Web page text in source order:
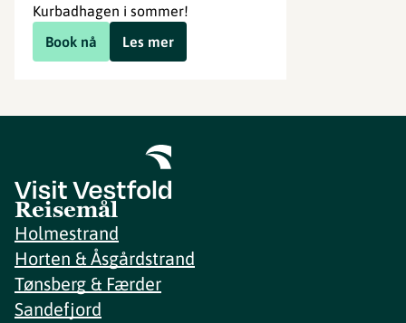
Kurbadhagen i sommer!
Book nå
Les mer
Reisemål
Holmestrand
Horten & Åsgårdstrand
Tønsberg & Færder
Sandefjord